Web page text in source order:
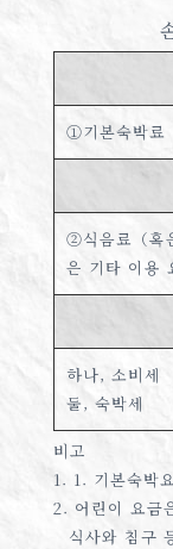
①기본숙박료
②식음료（혹
은 기타 이용
하나, 소비세
둘, 숙박세
비고
1. 1. 기본숙박
2. 어린이 요금
식사와 침구